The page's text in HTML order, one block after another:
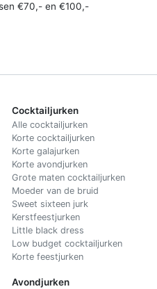
€70,- en €100,-
Cocktailjurken
Alle cocktailjurken
Korte cocktailjurken
Korte galajurken
Korte avondjurken
Grote maten cocktailjurken
Moeder van de bruid
Sweet sixteen jurk
Kerstfeestjurken
Little black dress
Low budget cocktailjurken
Korte feestjurken
Avondjurken